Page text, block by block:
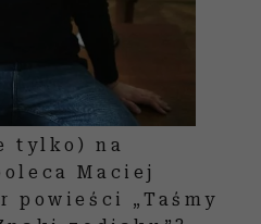
tylko) na
Maciej
powieści „Taśmy